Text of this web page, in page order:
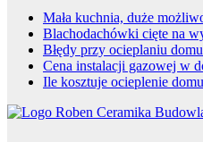
Mała kuchnia, duże
Blachodachówki cięte na
Błędy przy ocieplaniu
Cena instalacji gazowej w
Ile kosztuje ocieplenie